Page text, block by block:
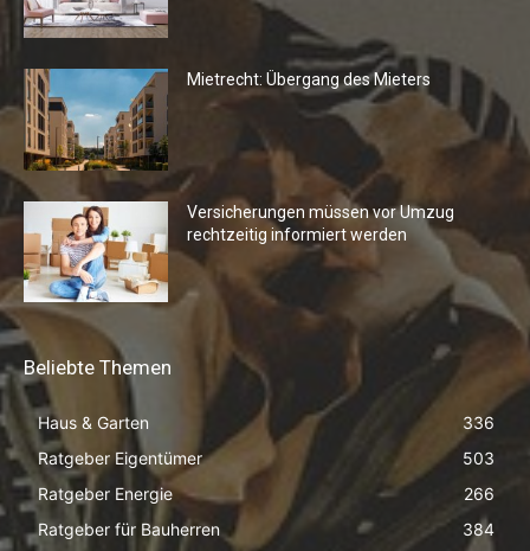
Mietrecht: Übergang des Mieters
Versicherungen müssen vor Umzug
rechtzeitig informiert werden
Beliebte Themen
Haus & Garten
336
Ratgeber Eigentümer
503
Ratgeber Energie
266
Ratgeber für Bauherren
384